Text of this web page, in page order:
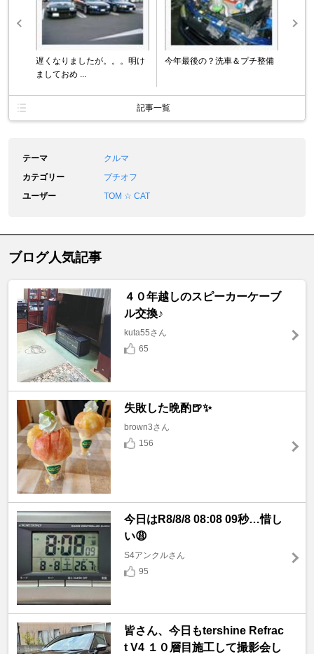
遅くなりましたが。。。明け
ましておめ ...
今年最後の？洗車＆プチ整備
記事一覧
テーマ
クルマ
カテゴリー
プチオフ
ユーザー
TOM ☆ CAT
ブログ人気記事
４０年越しのスピーカーケーブ
ル交換♪
kuta55さん
65
失敗した晩酌🍺✨
brown3さん
156
今日はR8/8/8 08:08 09秒…惜し
い😩
S4アンクルさん
95
皆さん、今日もtershine Refrac
t V4 １０層目施工して撮影会し